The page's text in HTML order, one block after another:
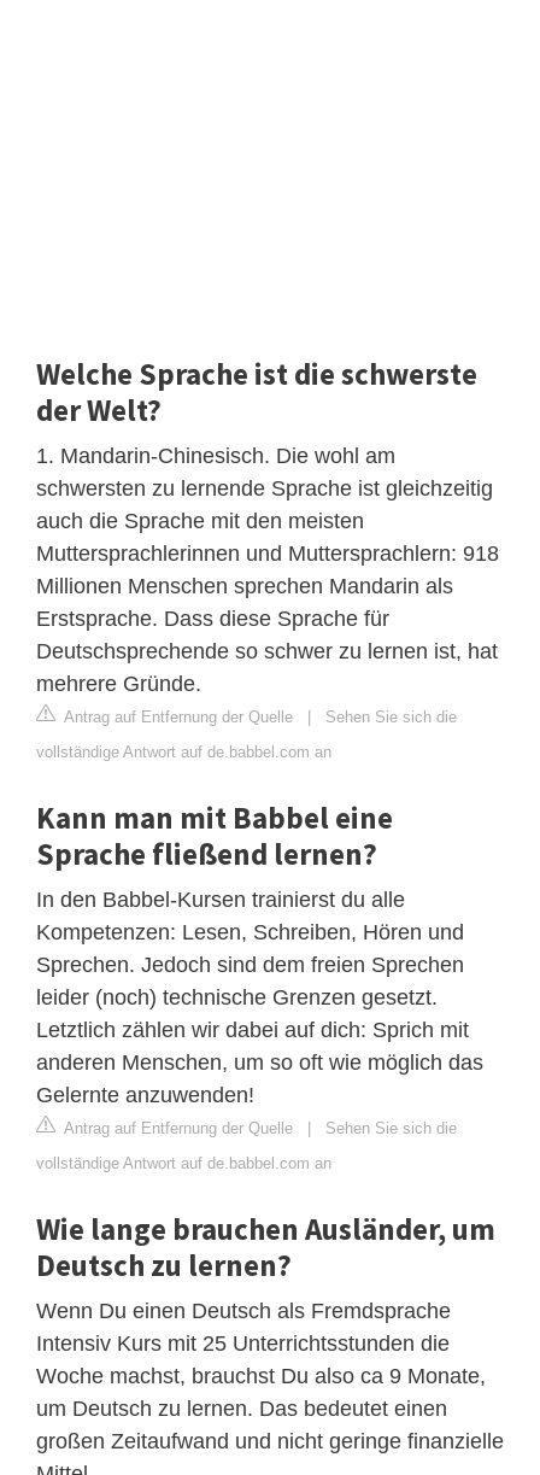
Welche Sprache ist die schwerste
der Welt?
1. Mandarin-Chinesisch. Die wohl am
schwersten zu lernende Sprache ist gleichzeitig
auch die Sprache mit den meisten
Muttersprachlerinnen und Muttersprachlern: 918
Millionen Menschen sprechen Mandarin als
Erstsprache. Dass diese Sprache für
Deutschsprechende so schwer zu lernen ist, hat
mehrere Gründe.
Antrag auf Entfernung der Quelle | Sehen Sie sich die
vollständige Antwort auf de.babbel.com an
Kann man mit Babbel eine
Sprache fließend lernen?
In den Babbel-Kursen trainierst du alle
Kompetenzen: Lesen, Schreiben, Hören und
Sprechen. Jedoch sind dem freien Sprechen
leider (noch) technische Grenzen gesetzt.
Letztlich zählen wir dabei auf dich: Sprich mit
anderen Menschen, um so oft wie möglich das
Gelernte anzuwenden!
Antrag auf Entfernung der Quelle | Sehen Sie sich die
vollständige Antwort auf de.babbel.com an
Wie lange brauchen Ausländer, um
Deutsch zu lernen?
Wenn Du einen Deutsch als Fremdsprache
Intensiv Kurs mit 25 Unterrichtsstunden die
Woche machst, brauchst Du also ca 9 Monate,
um Deutsch zu lernen. Das bedeutet einen
großen Zeitaufwand und nicht geringe finanzielle